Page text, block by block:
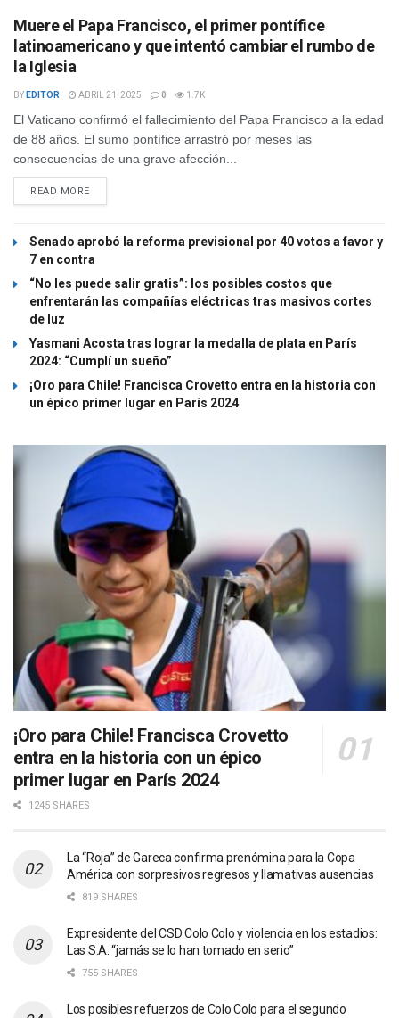
Muere el Papa Francisco, el primer pontífice
latinoamericano y que intentó cambiar el rumbo de
la Iglesia
BY EDITOR ABRIL 21, 2025 0 1.7K
El Vaticano confirmó el fallecimiento del Papa Francisco a la edad
de 88 años. El sumo pontífice arrastró por meses las
consecuencias de una grave afección...
READ MORE
Senado aprobó la reforma previsional por 40 votos a favor y
7 en contra
“No les puede salir gratis”: los posibles costos que
enfrentarán las compañías eléctricas tras masivos cortes
de luz
Yasmani Acosta tras lograr la medalla de plata en París
2024: “Cumplí un sueño”
¡Oro para Chile! Francisca Crovetto entra en la historia con
un épico primer lugar en París 2024
¡Oro para Chile! Francisca Crovetto
entra en la historia con un épico
primer lugar en París 2024
1245 SHARES
La “Roja” de Gareca confirma prenómina para la Copa
América con sorpresivos regresos y llamativas ausencias
819 SHARES
Expresidente del CSD Colo Colo y violencia en los estadios:
Las S.A. “jamás se lo han tomado en serio”
755 SHARES
Los posibles refuerzos de Colo Colo para el segundo